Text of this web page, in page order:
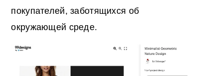
покупателей, заботящихся об
окружающей среде.